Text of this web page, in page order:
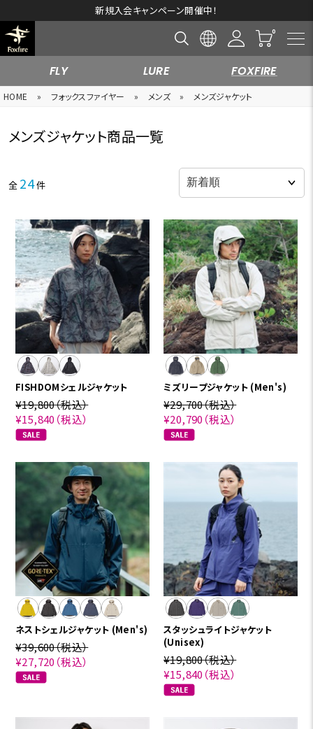
新規入会キャンペーン開催中！
FLY LURE FOXFIRE
HOME » フォックスファイヤー » メンズ » メンズジャケット
メンズジャケット商品一覧
全 24件
FISHDOMシェルジャケット
¥19,800（税込）
¥15,840 （税込）
ミズリープジャケット (Men's)
¥29,700（税込）
¥20,790 （税込）
ネストシェルジャケット (Men's)
¥39,600（税込）
¥27,720 （税込）
スタッシュライトジャケット
(Unisex)
¥19,800（税込）
¥15,840 （税込）